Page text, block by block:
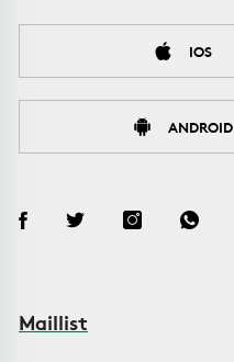
IOS
ANDROID
Maillist